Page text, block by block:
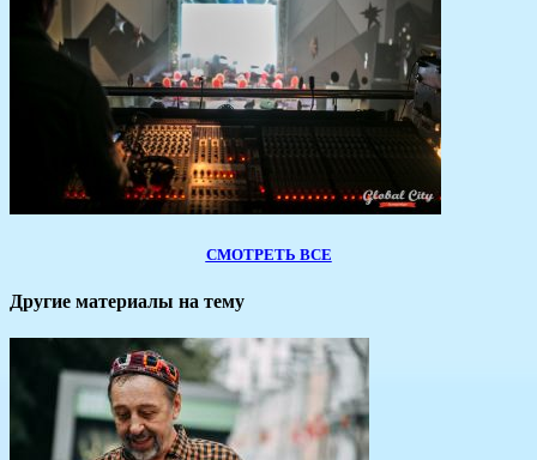
СМОТРЕТЬ ВСЕ
Другие материалы на тему